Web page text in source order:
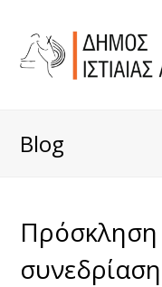
Blog
Πρόσκληση